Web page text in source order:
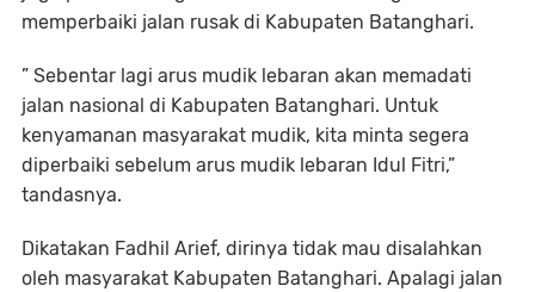
memperbaiki jalan rusak di Kabupaten Batanghari.
” Sebentar lagi arus mudik lebaran akan memadati
jalan nasional di Kabupaten Batanghari. Untuk
kenyamanan masyarakat mudik, kita minta segera
diperbaiki sebelum arus mudik lebaran Idul Fitri,”
tandasnya.
Dikatakan Fadhil Arief, dirinya tidak mau disalahkan
oleh masyarakat Kabupaten Batanghari. Apalagi jalan